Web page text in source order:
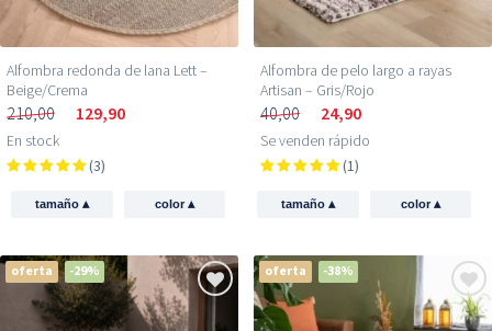
Alfombra redonda de lana Lett –
Beige/Crema
210,00 129,90
En stock
(3)
tamaño ▴ color▴
Alfombra de pelo largo a rayas
Artisan – Gris/Rojo
40,00 24,90
Se venden rápido
(1)
tamaño ▴ color▴
oferta -29% oferta -38%